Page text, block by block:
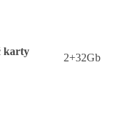
karty
2+32Gb